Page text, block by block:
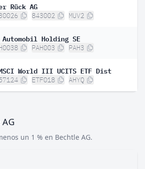
Rück AG
843002 MUV2
Automobil Holding SE
PAH003 PAH3
World III UCITS ETF Dist
ETF018 AHYQ
un 1 % en Bechtle AG.